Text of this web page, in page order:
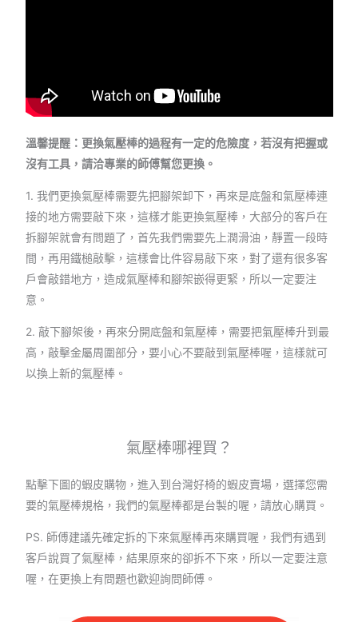
溫馨提醒：更換氣壓棒的過程有一定的危險度，若沒有把握或
沒有工具，請洽專業的師傅幫您更換。
1. 我們更換氣壓棒需要先把腳架卸下，再來是底盤和氣壓棒連
接的地方需要敲下來，這樣才能更換氣壓棒，大部分的客戶在
拆腳架就會有問題了，首先我們需要先上潤滑油，靜置一段時
間，再用鐵槌敲擊，這樣會比件容易敲下來，對了還有很多客
戶會敲錯地方，造成氣壓棒和腳架嵌得更緊，所以一定要注
意。
2. 敲下腳架後，再來分開底盤和氣壓棒，需要把氣壓棒升到最
高，敲擊金屬周圍部分，要小心不要敲到氣壓棒喔，這樣就可
以換上新的氣壓棒。
氣壓棒哪裡買？
點擊下圖的蝦皮購物，進入到台灣好椅的蝦皮賣場，選擇您需
要的氣壓棒規格，我們的氣壓棒都是台製的喔，請放心購買。
PS. 師傅建議先確定拆的下來氣壓棒再來購買喔，我們有遇到
客戶說買了氣壓棒，結果原來的卻拆不下來，所以一定要注意
喔，在更換上有問題也歡迎詢問師傅。